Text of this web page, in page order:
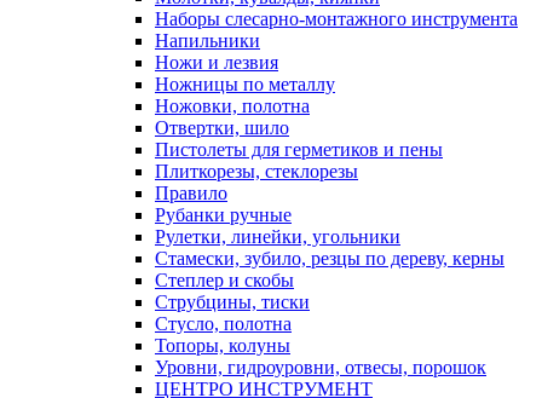
Наборы слесарно-монтажного инструмента
Напильники
Ножи и лезвия
Ножницы по металлу
Ножовки, полотна
Отвертки, шило
Пистолеты для герметиков и пены
Плиткорезы, стеклорезы
Правило
Рубанки ручные
Рулетки, линейки, угольники
Стамески, зубило, резцы по дереву, керны
Степлер и скобы
Струбцины, тиски
Стусло, полотна
Топоры, колуны
Уровни, гидроуровни, отвесы, порошок
ЦЕНТРО ИНСТРУМЕНТ